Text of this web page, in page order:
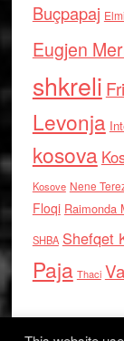
Buçpapaj
Eugjen
shkreli
Levonja
kosova
Kosove Nene
Floqi Raimonda
SHBA Shefqet
Paja Thaci